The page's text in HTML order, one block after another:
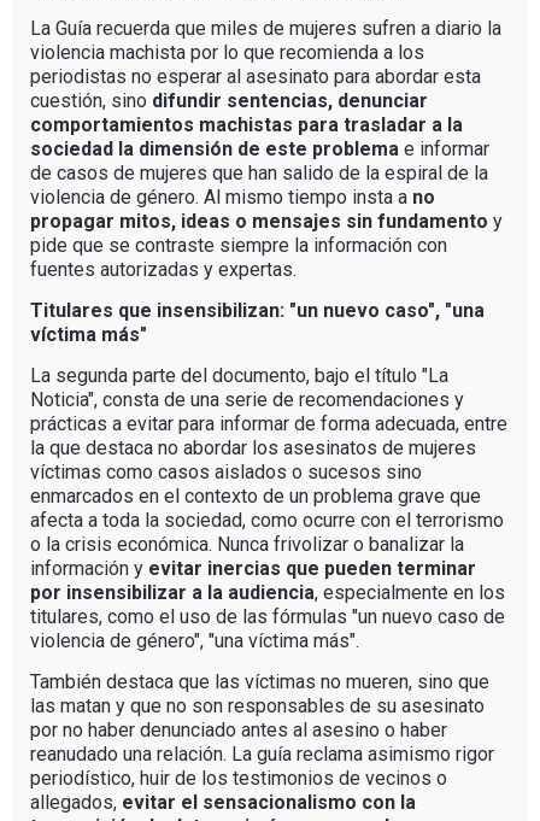
La Guía recuerda que miles de mujeres sufren a diario la
violencia machista por lo que recomienda a los
periodistas no esperar al asesinato para abordar esta
cuestión, sino difundir sentencias, denunciar
comportamientos machistas para trasladar a la
sociedad la dimensión de este problema e informar
de casos de mujeres que han salido de la espiral de la
violencia de género. Al mismo tiempo insta a no
propagar mitos, ideas o mensajes sin fundamento y
pide que se contraste siempre la información con
fuentes autorizadas y expertas.
Titulares que insensibilizan: "un nuevo caso", "una
víctima más"
La segunda parte del documento, bajo el título "La
Noticia", consta de una serie de recomendaciones y
prácticas a evitar para informar de forma adecuada, entre
la que destaca no abordar los asesinatos de mujeres
víctimas como casos aislados o sucesos sino
enmarcados en el contexto de un problema grave que
afecta a toda la sociedad, como ocurre con el terrorismo
o la crisis económica. Nunca frivolizar o banalizar la
información y evitar inercias que pueden terminar
por insensibilizar a la audiencia, especialmente en los
titulares, como el uso de las fórmulas "un nuevo caso de
violencia de género", "una víctima más".
También destaca que las víctimas no mueren, sino que
las matan y que no son responsables de su asesinato
por no haber denunciado antes al asesino o haber
reanudado una relación. La guía reclama asimismo rigor
periodístico, huir de los testimonios de vecinos o
allegados, evitar el sensacionalismo con la